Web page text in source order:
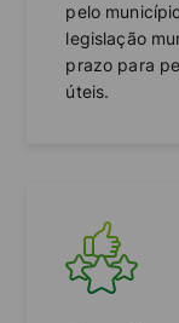
pelo
legislação
prazo para
úteis.